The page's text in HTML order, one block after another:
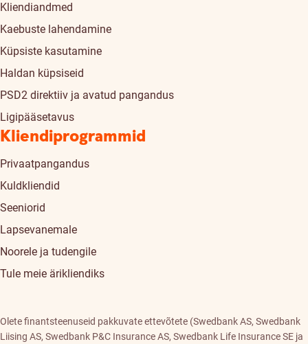
Kliendiandmed
Kaebuste lahendamine
Küpsiste kasutamine
Haldan küpsiseid
PSD2 direktiiv ja avatud pangandus
Ligipääsetavus
Kliendiprogrammid
Privaatpangandus
Kuldkliendid
Seeniorid
Lapsevanemale
Noorele ja tudengile
Tule meie ärikliendiks
Olete finantsteenuseid pakkuvate ettevõtete (Swedbank AS, Swedbank
Liising AS, Swedbank P&C Insurance AS, Swedbank Life Insurance SE ja